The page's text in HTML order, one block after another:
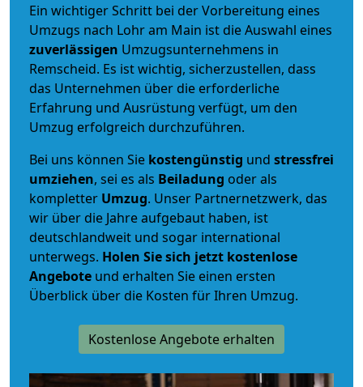
Ein wichtiger Schritt bei der Vorbereitung eines
Umzugs nach Lohr am Main ist die Auswahl eines
zuverlässigen Umzugsunternehmens in
Remscheid. Es ist wichtig, sicherzustellen, dass
das Unternehmen über die erforderliche
Erfahrung und Ausrüstung verfügt, um den
Umzug erfolgreich durchzuführen.
Bei uns können Sie kostengünstig und stressfrei
umziehen, sei es als Beiladung oder als
kompletter Umzug. Unser Partnernetzwerk, das
wir über die Jahre aufgebaut haben, ist
deutschlandweit und sogar international
unterwegs. Holen Sie sich jetzt kostenlose
Angebote und erhalten Sie einen ersten
Überblick über die Kosten für Ihren Umzug.
Kostenlose Angebote erhalten